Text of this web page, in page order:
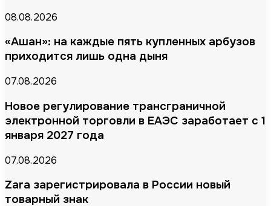
08.08.2026
«Ашан»: на каждые пять купленных арбузов
приходится лишь одна дыня
07.08.2026
Новое регулирование трансграничной
электронной торговли в ЕАЭС заработает с 1
января 2027 года
07.08.2026
Zara зарегистрировала в России новый
товарный знак